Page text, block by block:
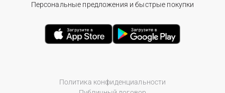
Политика конфиденциальности
Персональные предложения и быстрые покупки